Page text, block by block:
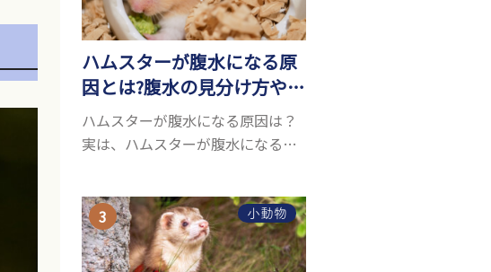
ハムスターが腹水になる原
因とは?腹水の見分け方や対
処方法を解説
ハムスターが腹水になる原因は？
実は、ハムスターが腹水になる原
しいため、難しい検査を気軽にす
ることができないためです。 腹水
になる理由はさま...
小動物